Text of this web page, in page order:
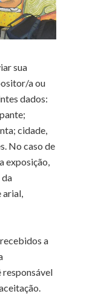
sua
a ou
dados:
cidade,
No caso de
exposição,
arial,
a
responsável